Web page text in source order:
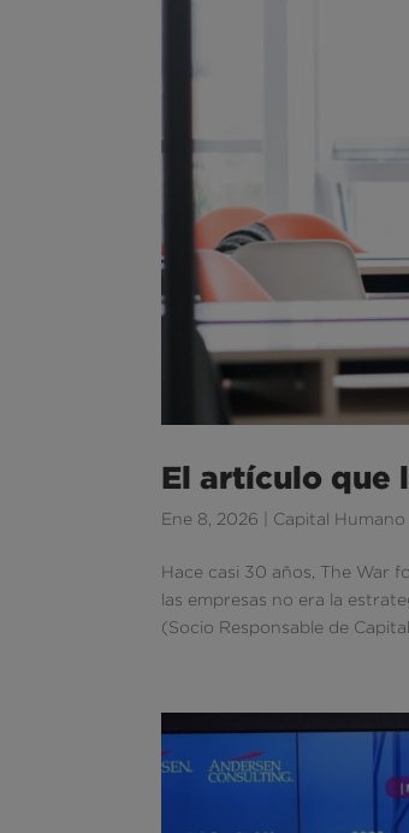
El artículo que
Ene 8, 2026 Capital Humano
Hace casi 30 años, The War
las empresas no era la
(Socio Responsable de